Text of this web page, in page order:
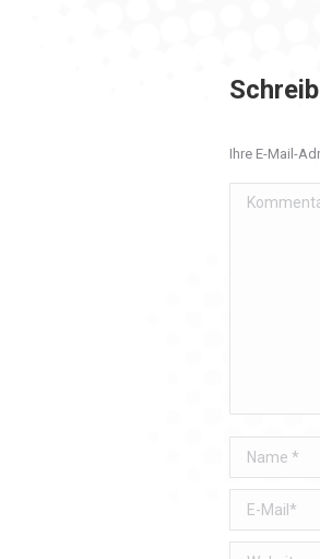
Ihre E-Mail-
Kommentar
Name *
E-Mail *